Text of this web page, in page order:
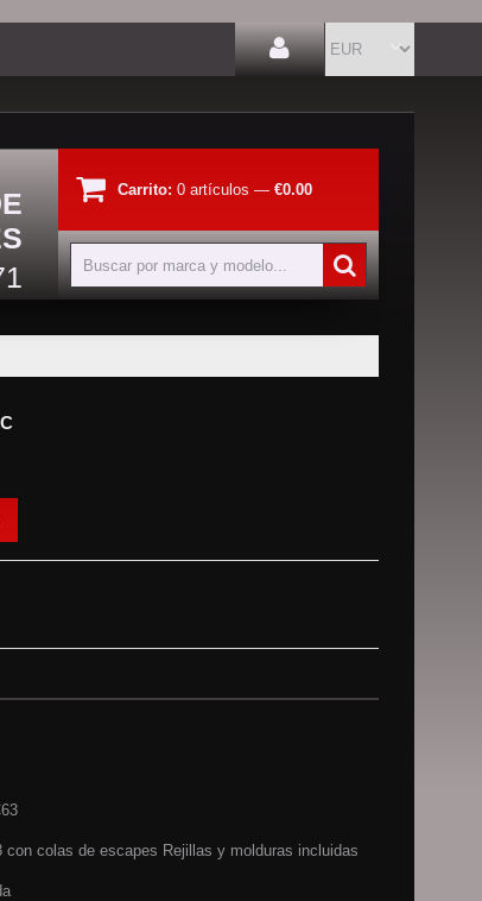
Carrito: 0 artículos — €0.00
con colas de escapes Rejillas y molduras incluidas